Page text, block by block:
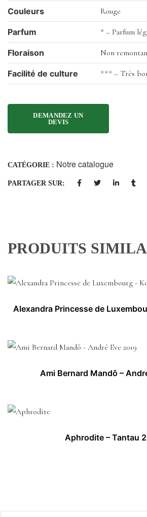
Couleurs Rouge
Parfum * – Parfum
Floraison Non
Facilité de culture *** – Très
CATÉGORIE : Notre catalogue
PARTAGER SUR:
PRODUITS
Alexandra Princesse de
Ami Bernard Mandô –
Aphrodite – Tantau